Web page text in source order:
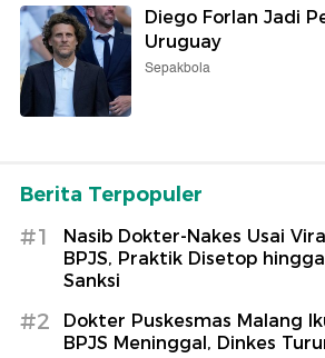
Diego Forlan Jadi
Uruguay
Sepakbola
Berita Terpopuler
#1
Nasib Dokter-Nakes Usai
BPJS, Praktik Disetop
Sanksi
#2
Dokter Puskesmas Malang
BPJS Meninggal, Dinkes